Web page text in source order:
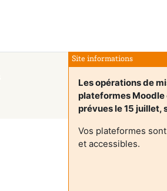
Site informations
Les opérations de
plateformes
prévues le 15 juillet,
Vos plateformes
et accessibles.